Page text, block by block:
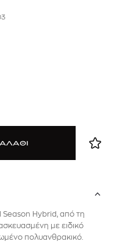
Season Hybrid, από τη
με ειδικό
πολυανθρακικό.